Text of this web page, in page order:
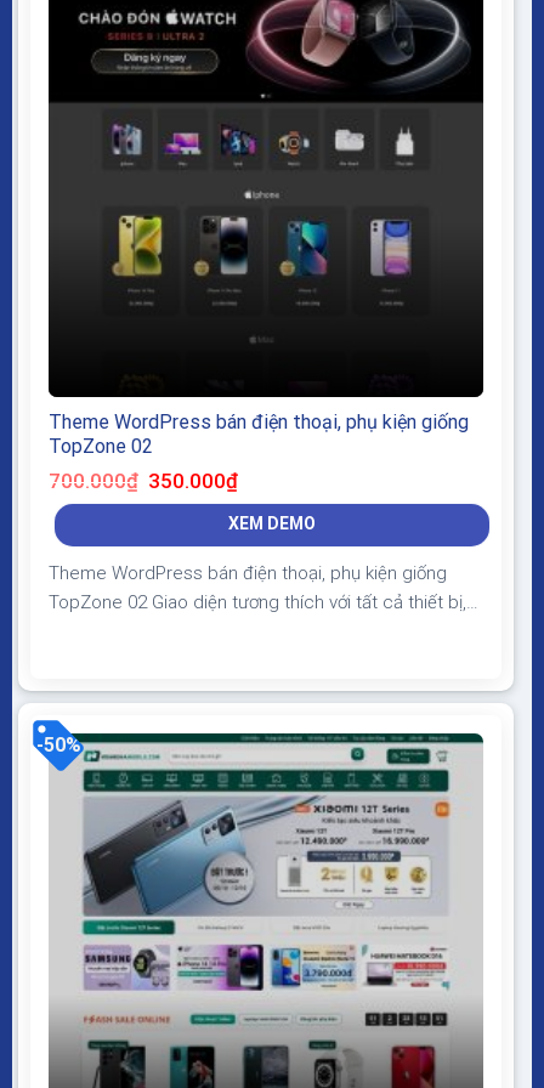
Theme WordPress bán điện thoại, phụ kiện giống
TopZone 02
700.000₫ Giá
gốc
là:
350.000₫Giá
tại
là:
XEM DEMO
Theme WordPress bán điện thoại, phụ kiện giống
TopZone 02 Giao diện tương thích với tất cả thiết bị,
Thiết kế chuẩn SEO, load nhanh nhẹ tối ưu với các
công cụ tìm kiếm Theme sạch hoàn...
-50%